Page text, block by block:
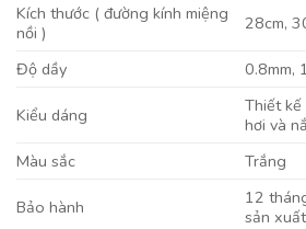
Kích thước ( đường kính miệng
nồi )
28cm,
Độ dầy 0.8mm,
Kiểu dáng
Thiết
hơi và
Màu sắc
Trắng
Bảo hành
12
sản xuất